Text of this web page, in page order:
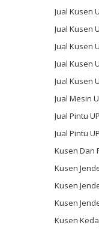
Jual Kusen
Jual Kusen
Jual Kusen
Jual Kusen
Jual Kusen
Jual Mesin
Jual Pintu
Jual Pintu
Kusen Dan
Kusen
Kusen
Kusen
Kusen